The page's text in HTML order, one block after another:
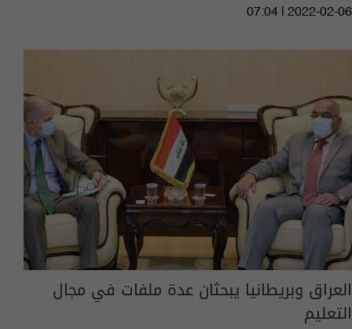
07:04 | 2022-02-06
العراق وبريطانيا يبحثان عدة ملفات في مجال
التعليم